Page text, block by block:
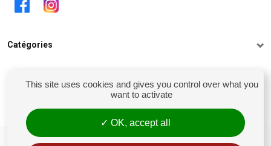
Catégories
Mon compte
siret : 81238106900028
This site uses cookies and gives you control over what you
want to activate
OK, accept all